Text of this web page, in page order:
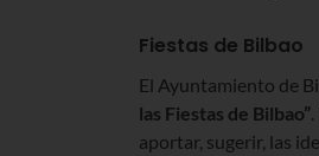
Fiestas de Bilbao
El Ayuntamiento de
las Fiestas de Bilbao”
aportar, sugerir, las